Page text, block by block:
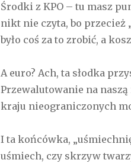
Środki z KPO – tu masz
nikt nie czyta, bo przecież
było coś za to zrobić, a
A euro? Ach, ta słodka
Przewalutowanie na
kraju nieograniczonych
I ta końcówka,
uśmiech, czy skrzyw